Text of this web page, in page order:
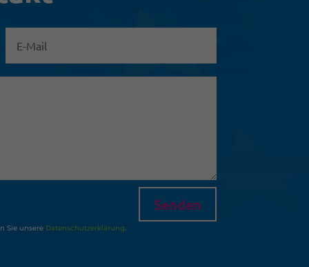
Senden
Sie unsere Datenschutzerklärung.